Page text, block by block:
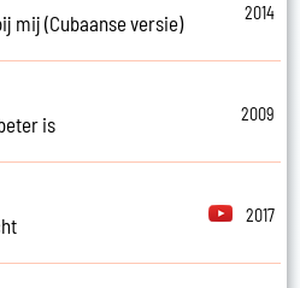
mij (Cubaanse versie)
2014
is
2009
2017